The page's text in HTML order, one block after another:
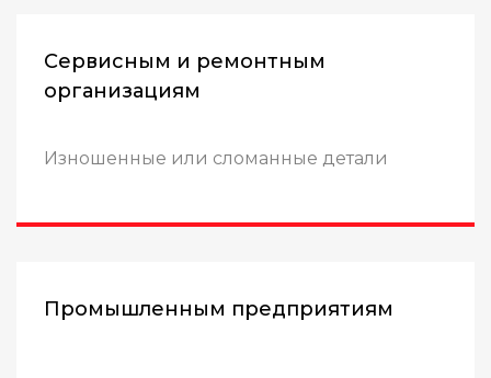
Сервисным и ремонтным
организациям
Изношенные или сломанные детали
Промышленным предприятиям